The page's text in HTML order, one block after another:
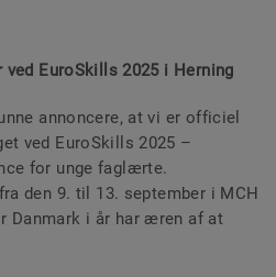
EuroSkills 2025 i Herning
annoncere, at vi er officiel
ved EuroSkills 2025 –
for unge faglærte.
den 9. til 13. september i MCH
Danmark i år har æren af at